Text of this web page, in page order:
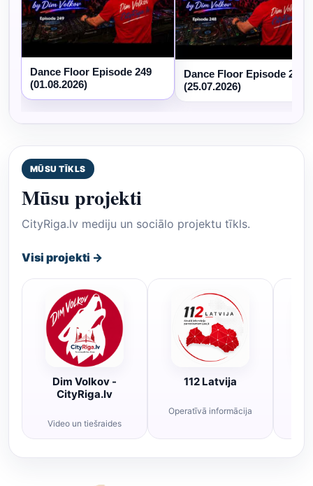
Dance Floor Episode 249
(01.08.2026)
Dance Floor Episode 248
(25.07.2026)
MŪSU TĪKLS
Mūsu projekti
CityRiga.lv mediju un sociālo projektu tīkls.
Visi projekti →
Dim Volkov -
CityRiga.lv
Video un tiešraides
112 Latvija
Operatīvā informācija